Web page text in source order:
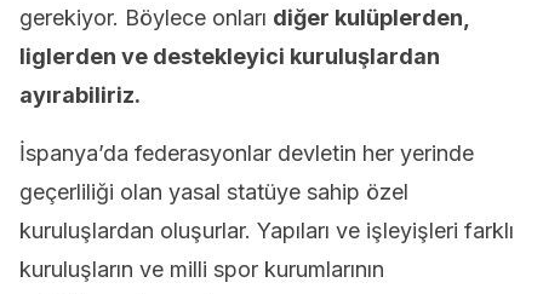
gerekiyor. Böylece onları diğer kulüplerden,
liglerden ve destekleyici kuruluşlardan
ayırabiliriz.
İspanya’da federasyonlar devletin her yerinde
geçerliliği olan yasal statüye sahip özel
kuruluşlardan oluşurlar. Yapıları ve işleyişleri farklı
kuruluşların ve milli spor kurumlarının